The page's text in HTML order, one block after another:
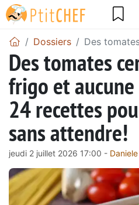
Dossiers Des
Des tomates
frigo et aucune
24 recettes
sans attendre!
jeudi 2 juillet 2026 17:00 -